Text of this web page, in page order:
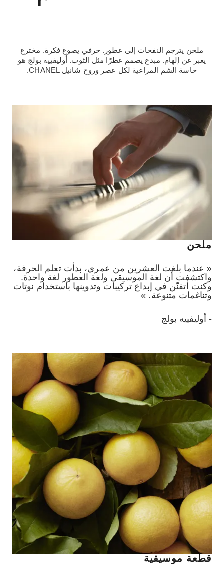
ملحن يترجم النفحات إلى عطور. حرفي يصوغ فكرة. مخترع
يعبر عن إلهام. مبدع يصمم عطرًا مثل الثوب. أوليفييه بولج هو
حاسة الشم المراعية لكل عصر وروح شانيل CHANEL.
ملحن
« عندما بلغت العشرين من عمري، بدأت تعلم الحرفة،
واكتشفت أن لغة الموسيقى ولغة العطور لغة واحدة.
وكنت أتفنّن في إبداع تركيبات وتدوينها باستخدام نوتات
وتناغمات متنوعة. »
- أوليفييه بولج
قطعة موسيقية